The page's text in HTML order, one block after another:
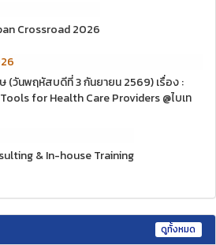
Crossroad 2026
(วันพฤหัสบดีที่ 3 กันยายน 2569) เรื่อง :
for Health Care Providers @ไบเท
& In-house Training
ดูทั้งหมด